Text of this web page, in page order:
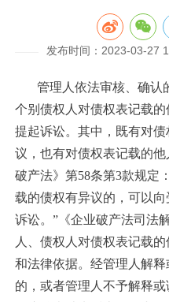
发布时间：2023-03-27
管理人依法审核、确认
个别债权人对债权表记载
提起诉讼。其中，既有对
议，也有对债权表记载的他
破产法》第58条第3款规定
载的债权有异议的，可以
诉讼。”《企业破产法司法
人、债权人对债权表记载
和法律依据。经管理人解
的，或者管理人不予解释